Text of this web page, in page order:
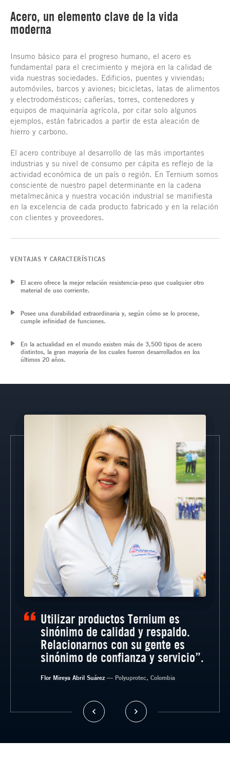
Acero, un elemento clave de la vida
moderna
Insumo básico para el progreso humano, el acero es
fundamental para el crecimiento y mejora en la calidad de
vida nuestras sociedades. Edificios, puentes y viviendas;
automóviles, barcos y aviones; bicicletas, latas de alimentos
y electrodomésticos; cañerías, torres, contenedores y
equipos de maquinaría agrícola, por citar solo algunos
ejemplos, están fabricados a partir de esta aleación de
hierro y carbono.
El acero contribuye al desarrollo de las más importantes
industrias y su nivel de consumo per cápita es reflejo de la
actividad económica de un país o región. En Ternium somos
consciente de nuestro papel determinante en la cadena
metalmecánica y nuestra vocación industrial se manifiesta
en la excelencia de cada producto fabricado y en la relación
con clientes y proveedores.
VENTAJAS Y CARACTERÍSTICAS
El acero ofrece la mejor relación resistencia-peso que cualquier otro
material de uso corriente.
Posee una durabilidad extraordinaria y, según cómo se lo procese,
cumple infinidad de funciones.
En la actualidad en el mundo existen más de 3,500 tipos de acero
distintos, la gran mayoría de los cuales fueron desarrollados en los
últimos 20 años.
— Bertotto Boglione S.A., Argentina
Utilizar productos Ternium es
sinónimo de calidad y respaldo.
Relacionarnos con su gente es
sinónimo de confianza y servicio”.
Flor Mireya Abril Suárez— Polyuprotec, Colombia
— Semirremolques Vulcano, Argentina